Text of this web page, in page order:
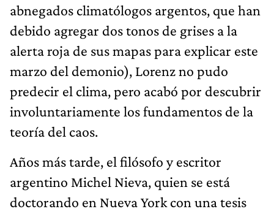
abnegados climatólogos argentos, que han
debido agregar dos tonos de grises a la
alerta roja de sus mapas para explicar este
marzo del demonio), Lorenz no pudo
predecir el clima, pero acabó por descubrir
involuntariamente los fundamentos de la
teoría del caos.
Años más tarde, el filósofo y escritor
argentino Michel Nieva, quien se está
doctorando en Nueva York con una tesis